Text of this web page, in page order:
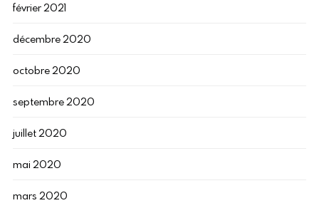
février 2021
décembre 2020
octobre 2020
septembre 2020
juillet 2020
mai 2020
mars 2020